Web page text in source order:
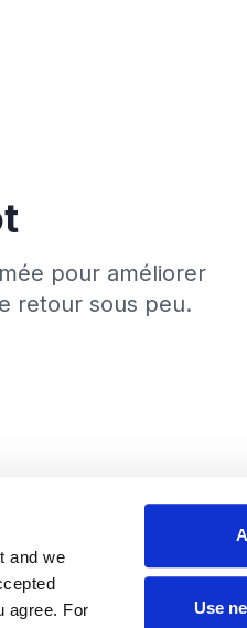
and we
agree. For
Use
pour améliorer
retour sous peu.